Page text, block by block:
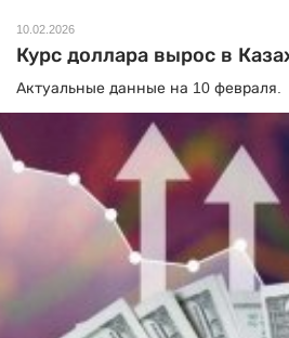
10.02.2026
Курс доллара вырос в
Актуальные данные на 10 февраля.